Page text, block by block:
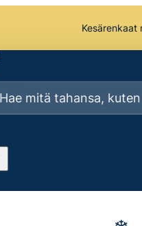
Kesärenkaat